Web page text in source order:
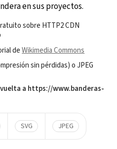
en sus proyectos.
sobre HTTP2 CDN
deWikimedia Commons
sin pérdidas) o JPEG
a https://www.banderas-
SVG JPEG